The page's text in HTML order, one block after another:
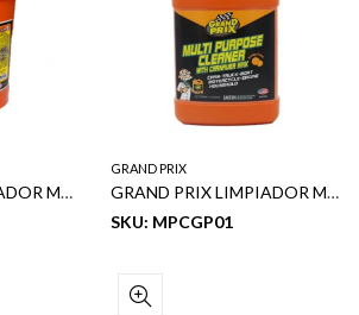
GRAND PRIX LIMPIADOR MULTIUSO 5GL
GRAND PRIX
GRAND PRIX LIMPIADOR MULTIUSO 1GL
SKU: MPCGP01